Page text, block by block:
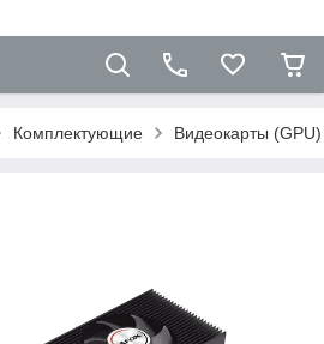
Комплектующие Видеокарты (GPU)